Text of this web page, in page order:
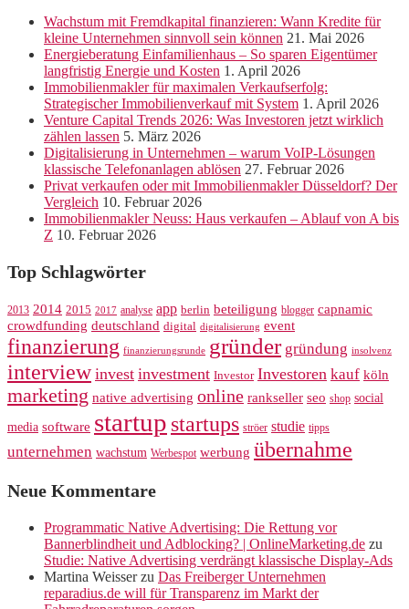
Wachstum mit Fremdkapital finanzieren: Wann Kredite für
kleine Unternehmen sinnvoll sein können 21. Mai 2026
Energieberatung Einfamilienhaus – So sparen Eigentümer
langfristig Energie und Kosten 1. April 2026
Immobilienmakler für maximalen Verkaufserfolg:
Strategischer Immobilienverkauf mit System 1. April 2026
Venture Capital Trends 2026: Was Investoren jetzt wirklich
zählen lassen 5. März 2026
Digitalisierung in Unternehmen – warum VoIP-Lösungen
klassische Telefonanlagen ablösen 27. Februar 2026
Privat verkaufen oder mit Immobilienmakler Düsseldorf? Der
Vergleich 10. Februar 2026
Immobilienmakler Neuss: Haus verkaufen – Ablauf von A bis
Z 10. Februar 2026
Top Schlagwörter
2013 2014 2015 2017 analyse app berlin beteiligung blogger capnamic
crowdfunding deutschland digital digitalisierung event
finanzierung finanzierungsrunde gründer gründung insolvenz
interview invest investment Investor Investoren kauf köln
marketing native advertising online rankseller seo shop social
media software startup startups ströer studie tipps
unternehmen wachstum Werbespot werbung übernahme
Neue Kommentare
Programmatic Native Advertising: Die Rettung vor
Bannerblindheit und Adblocking? | OnlineMarketing.de zu
Studie: Native Advertising verdrängt klassische Display-Ads
Martina Weisserzu Das Freiberger Unternehmen
reparadius.de will für Transparenz im Markt der